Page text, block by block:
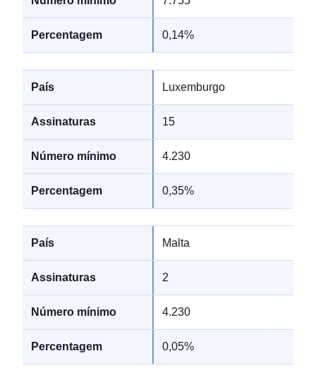
0,14%
Luxemburgo
15
4.230
0,35%
Malta
2
4.230
0,05%